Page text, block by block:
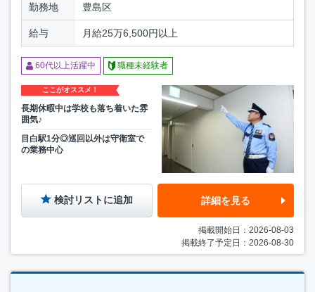
勤務地 豊島区
給与 月給25万6,500円以上
60代以上活躍中 職種未経験者
ここがオススメ！
長期休暇中は学校も落ち着いた雰
囲気♪
目白駅1分◎巡回以外は守衛室で
の業務中心
検討リストに追加 詳細を見る
掲載開始日：2026-08-03
掲載終了予定日：2026-08-30